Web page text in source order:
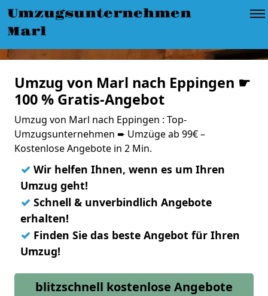
Umzugsunternehmen
Marl
Umzug von Marl nach Eppingen ☛
100 % Gratis-Angebot
Umzug von Marl nach Eppingen : Top-
Umzugsunternehmen ➨ Umzüge ab 99€ –
Kostenlose Angebote in 2 Min.
✓ Wir helfen Ihnen, wenn es um Ihren
Umzug geht!
✓ Schnell & unverbindlich Angebote
erhalten!
✓ Finden Sie das beste Angebot für Ihren
Umzug!
blitzschnell kostenlose Angebote